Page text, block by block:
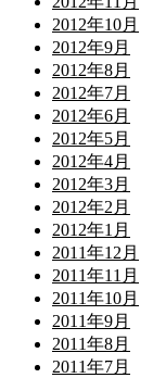
2012年10月
2012年9月
2012年8月
2012年7月
2012年6月
2012年5月
2012年4月
2012年3月
2012年2月
2012年1月
2011年12月
2011年11月
2011年10月
2011年9月
2011年8月
2011年7月